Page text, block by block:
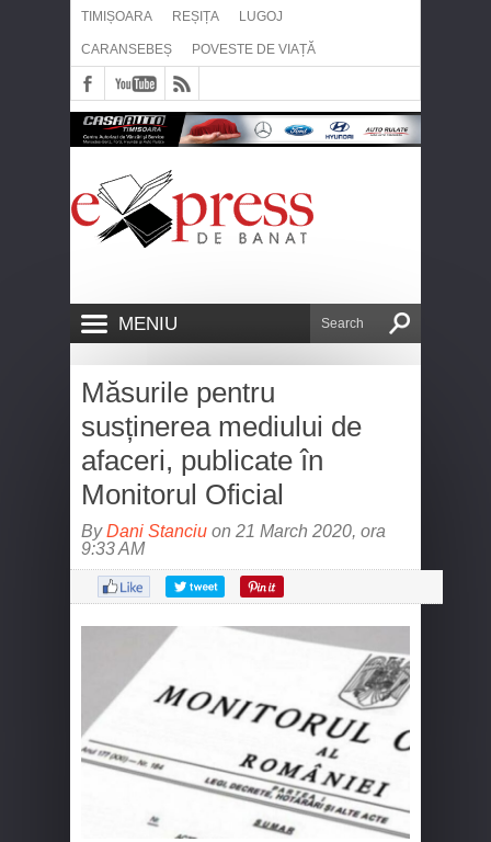
TIMIȘOARA REȘIȚA LUGOJ
CARANSEBEȘ POVESTE DE VIAȚĂ
MENIU
Măsurile pentru
susținerea mediului de
afaceri, publicate în
Monitorul Oficial
ByDani Stanciu on 21 March 2020, ora
9:33 AM